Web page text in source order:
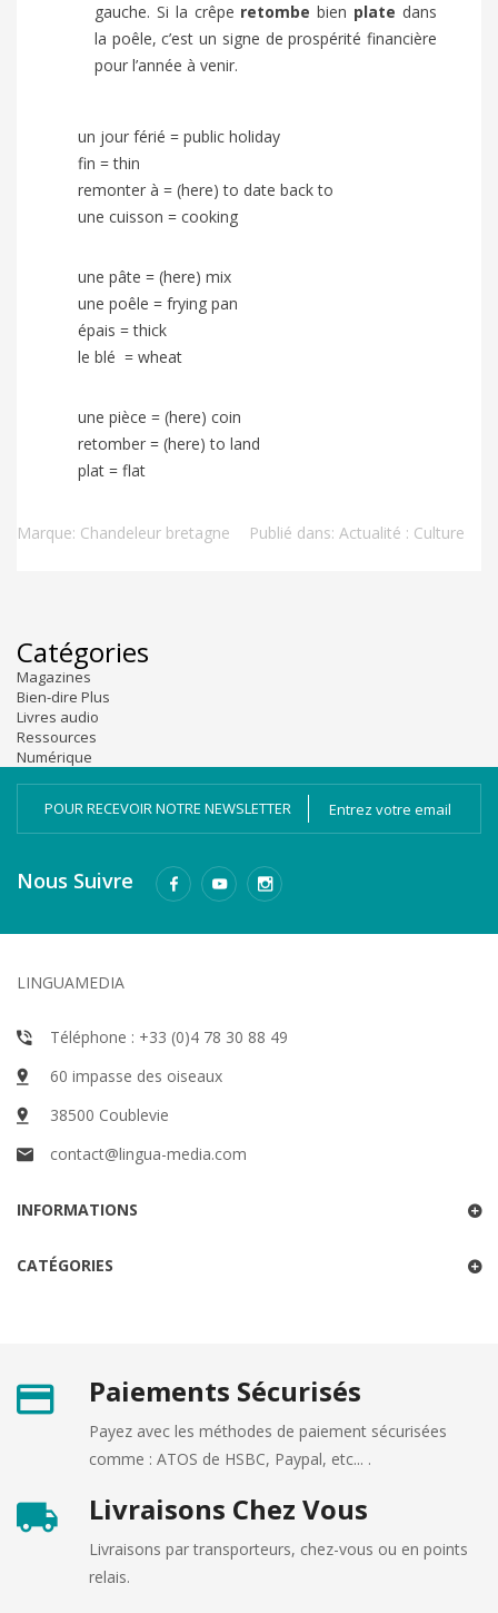
gauche. Si la crêpe retombe bien plate dans
la poêle, c’est un signe de prospérité financière
pour l’année à venir.
un jour férié = public holiday
fin = thin
remonter à = (here) to date back to
une cuisson = cooking
une pâte = (here) mix
une poêle = frying pan
épais = thick
le blé = wheat
une pièce = (here) coin
retomber = (here) to land
plat = flat
Marque: Chandeleur bretagne Publié dans: Actualité : Culture
Catégories
Magazines
Bien-dire Plus
Livres audio
Ressources
Numérique
POUR RECEVOIR NOTRE NEWSLETTER
Nous Suivre
LINGUAMEDIA
Téléphone : +33 (0)4 78 30 88 49
60 impasse des oiseaux
38500 Coublevie
contact@lingua-media.com
INFORMATIONS
CATÉGORIES
Paiements Sécurisés
Payez avec les méthodes de paiement sécurisées
comme : ATOS de HSBC, Paypal, etc... .
Livraisons Chez Vous
Livraisons par transporteurs, chez-vous ou en points
relais.